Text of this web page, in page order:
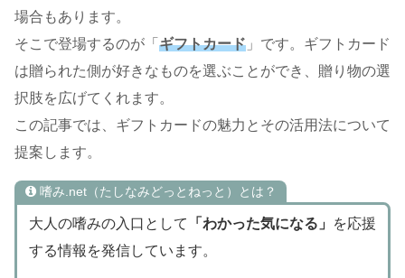
場合もあります。
そこで登場するのが「 ギフトカード 」です。ギフトカード
は贈られた側が好きなものを選ぶことができ、贈り物の選
択肢を広げてくれます。
この記事では、ギフトカードの魅力とその活用法について
提案します。
嗜み.net（たしなみどっとねっと）とは？
大人の嗜みの入口として 「わかった気になる」
を応援
する情報を発信しています。